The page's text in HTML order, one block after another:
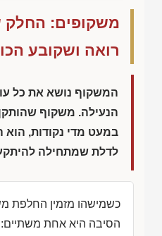
משקופים:
רואה ושקובע
המשקוף נושא את כל
הנעילה. משקוף
במעט מדי נקודות, הוא
לדלת שמתחילה
כשמישהו מזמין החלפת
הסיבה היא אחת משתיים: